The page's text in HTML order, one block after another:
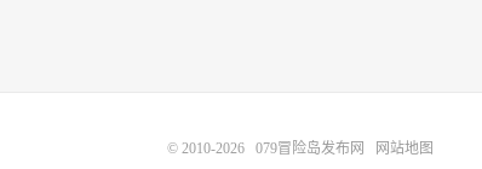
© 2010-2026 079冒险岛发布网 网站地图